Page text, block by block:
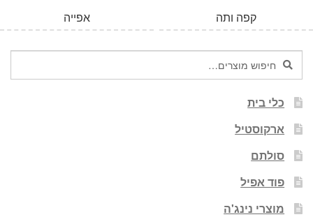
אפייה קפה ותה
חיפוש
עבור:
חיפוש
כלי בית
ארקוסטיל
סולתם
פוד אפיל
מוצרי נינג'ה